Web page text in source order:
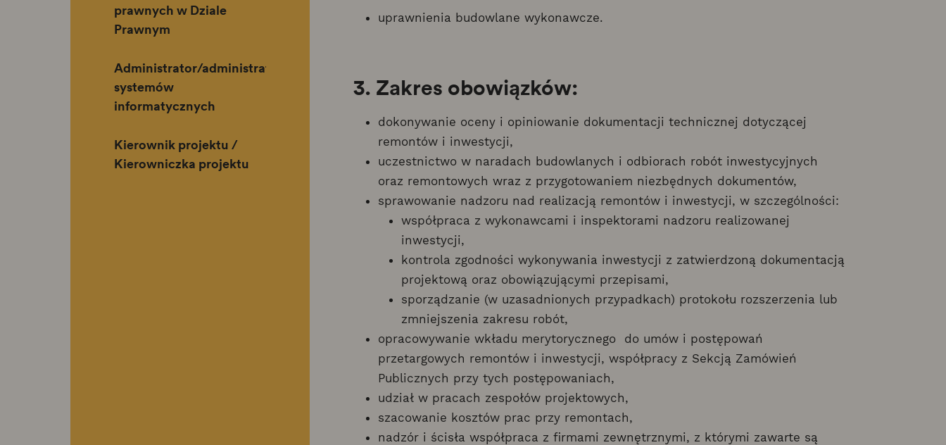
prawnych w Dziale
Prawnym
Administrator/administratorka
systemów
informatycznych
Kierownik projektu /
Kierowniczka projektu
uprawnienia budowlane wykonawcze.
3. Zakres obowiązków:
dokonywanie oceny i opiniowanie dokumentacji technicznej dotyczącej
remontów i inwestycji,
uczestnictwo w naradach budowlanych i odbiorach robót inwestycyjnych
oraz remontowych wraz z przygotowaniem niezbędnych dokumentów,
sprawowanie nadzoru nad realizacją remontów i inwestycji, w szczególności:
współpraca z wykonawcami i inspektorami nadzoru realizowanej
inwestycji,
kontrola zgodności wykonywania inwestycji z zatwierdzoną dokumentacją
projektową oraz obowiązującymi przepisami,
sporządzanie (w uzasadnionych przypadkach) protokołu rozszerzenia lub
zmniejszenia zakresu robót,
opracowywanie wkładu merytorycznego do umów i postępowań
przetargowych remontów i inwestycji, współpracy z Sekcją Zamówień
Publicznych przy tych postępowaniach,
udział w pracach zespołów projektowych,
szacowanie kosztów prac przy remontach,
nadzór i ścisła współpraca z firmami zewnętrznymi, z którymi zawarte są